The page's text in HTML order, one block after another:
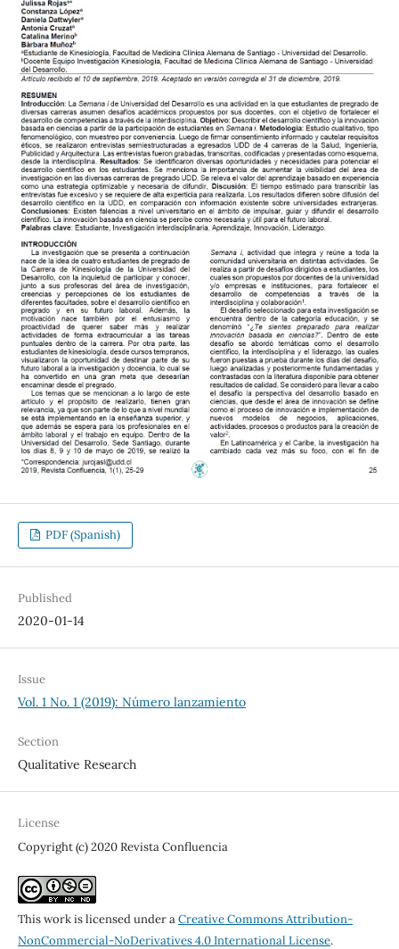
PDF (Spanish)
Published
2020-01-14
Issue
Vol. 1 No. 1 (2019): Número lanzamiento
Section
Qualitative Research
License
Copyright (c) 2020 Revista Confluencia
This work is licensed under aCreative Commons Attribution-
NonCommercial-NoDerivatives 4.0 International License.